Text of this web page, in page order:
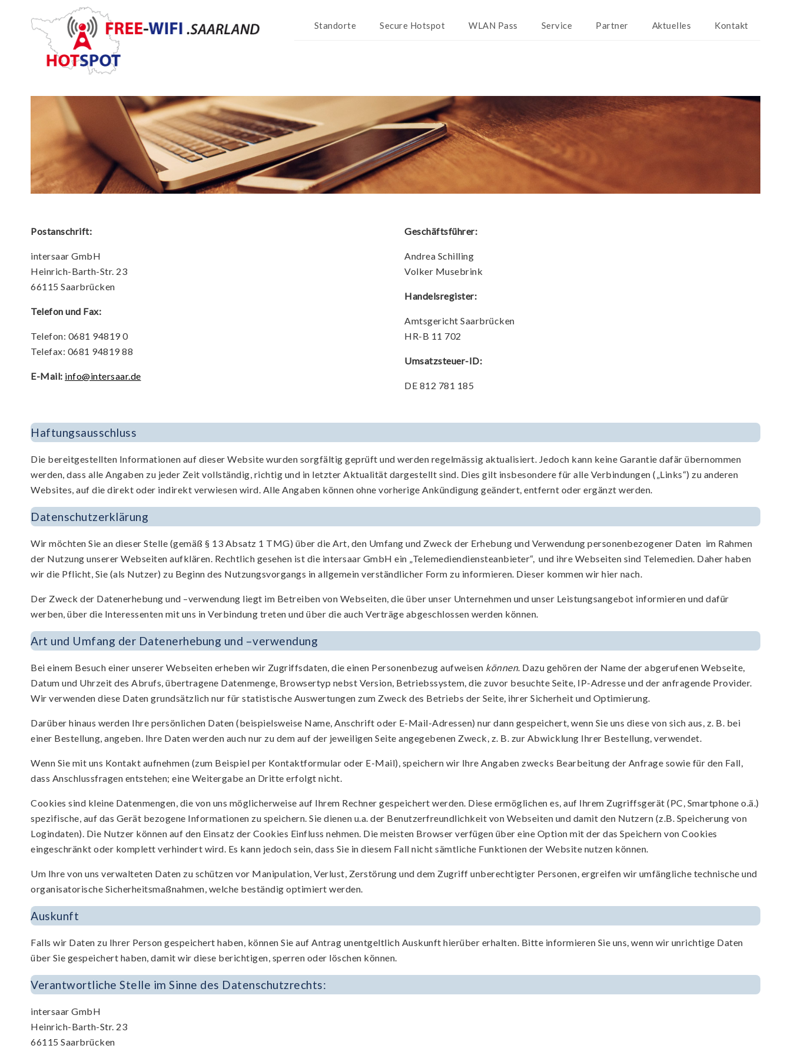
Standorte Secure Hotspot WLAN Pass Service Partner Aktuelles Kontakt
Postanschrift:
intersaar GmbH
Heinrich-Barth-Str. 23
66115 Saarbrücken
Telefon und Fax:
Telefon: 0681 94819 0
Telefax: 0681 94819 88
E-Mail: info@intersaar.de
Geschäftsführer:
Andrea Schilling
Volker Musebrink
Handelsregister:
Amtsgericht Saarbrücken
HR-B 11 702
Umsatzsteuer-ID:
DE 812 781 185
Haftungs­ausschluss
Die bereitgestellten Informationen auf dieser Website wurden sorgfältig geprüft und werden regelmässig aktualisiert. Jedoch kann keine Garantie dafär übernommen
werden, dass alle Angaben zu jeder Zeit vollständig, richtig und in letzter Aktualität dargestellt sind. Dies gilt insbesondere für alle Verbindungen („Links“) zu anderen
Websites, auf die direkt oder indirekt verwiesen wird. Alle Angaben können ohne vorherige Ankündigung geändert, entfernt oder ergänzt werden.
Datenschutzerklärung
Wir möchten Sie an dieser Stelle (gemäß § 13 Absatz 1 TMG) über die Art, den Umfang und Zweck der Erhebung und Verwendung personenbezogener Daten im Rahmen
der Nutzung unserer Webseiten aufklären. Rechtlich gesehen ist die intersaar GmbH ein „Telemediendiensteanbieter“, und ihre Webseiten sind Telemedien. Daher haben
wir die Pflicht, Sie (als Nutzer) zu Beginn des Nutzungsvorgangs in allgemein verständlicher Form zu informieren. Dieser kommen wir hier nach.
Der Zweck der Datenerhebung und –verwendung liegt im Betreiben von Webseiten, die über unser Unternehmen und unser Leistungsangebot informieren und dafür
werben, über die Interessenten mit uns in Verbindung treten und über die auch Verträge abgeschlossen werden können.
Art und Umfang der Datenerhebung und –verwendung
Bei einem Besuch einer unserer Webseiten erheben wir Zugriffsdaten, die einen Personenbezug aufweisen können. Dazu gehören der Name der abgerufenen Webseite,
Datum und Uhrzeit des Abrufs, übertragene Datenmenge, Browsertyp nebst Version, Betriebssystem, die zuvor besuchte Seite, IP-Adresse und der anfragende Provider.
Wir verwenden diese Daten grundsätzlich nur für statistische Auswertungen zum Zweck des Betriebs der Seite, ihrer Sicherheit und Optimierung.
Darüber hinaus werden Ihre persönlichen Daten (beispielsweise Name, Anschrift oder E-Mail-Adressen) nur dann gespeichert, wenn Sie uns diese von sich aus, z. B. bei
einer Bestellung, angeben. Ihre Daten werden auch nur zu dem auf der jeweiligen Seite angegebenen Zweck, z. B. zur Abwicklung Ihrer Bestellung, verwendet.
Wenn Sie mit uns Kontakt aufnehmen (zum Beispiel per Kontaktformular oder E-Mail), speichern wir Ihre Angaben zwecks Bearbeitung der Anfrage sowie für den Fall,
dass Anschlussfragen entstehen; eine Weitergabe an Dritte erfolgt nicht.
Cookies sind kleine Datenmengen, die von uns möglicherweise auf Ihrem Rechner gespeichert werden. Diese ermöglichen es, auf Ihrem Zugriffsgerät (PC, Smartphone o.ä.)
spezifische, auf das Gerät bezogene Informationen zu speichern. Sie dienen u.a. der Benutzerfreundlichkeit von Webseiten und damit den Nutzern (z.B. Speicherung von
Logindaten). Die Nutzer können auf den Einsatz der Cookies Einfluss nehmen. Die meisten Browser verfügen über eine Option mit der das Speichern von Cookies
eingeschränkt oder komplett verhindert wird. Es kann jedoch sein, dass Sie in diesem Fall nicht sämtliche Funktionen der Website nutzen können.
Um Ihre von uns verwalteten Daten zu schützen vor Manipulation, Verlust, Zerstörung und dem Zugriff unberechtigter Personen, ergreifen wir umfängliche technische und
organisatorische Sicherheitsmaßnahmen, welche beständig optimiert werden.
Auskunft
Falls wir Daten zu Ihrer Person gespeichert haben, können Sie auf Antrag unentgeltlich Auskunft hierüber erhalten. Bitte informieren Sie uns, wenn wir unrichtige Daten
über Sie gespeichert haben, damit wir diese berichtigen, sperren oder löschen können.
Verantwortliche Stelle im Sinne des Datenschutzrechts:
intersaar GmbH
Heinrich-Barth-Str. 23
66115 Saarbrücken